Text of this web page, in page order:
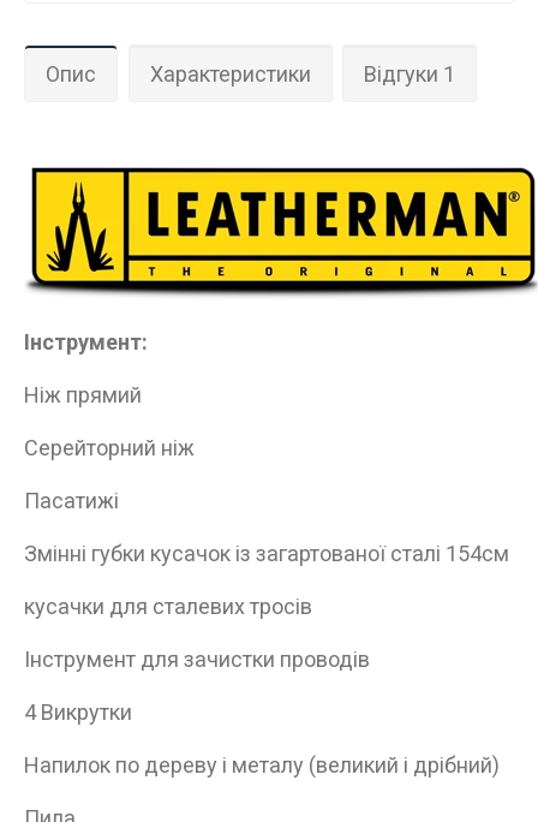
Опис Характеристики Відгуки 1
Інструмент:
Ніж прямий
Серейторний ніж
Пасатижі
Змінні губки кусачок із загартованої сталі 154см
кусачки для сталевих тросів
Інструмент для зачистки проводів
4 Викрутки
Напилок по дереву і металу (великий і дрібний)